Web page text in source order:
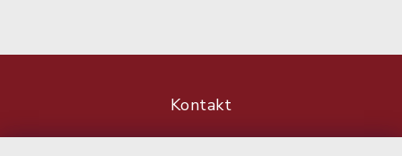
Kontakt